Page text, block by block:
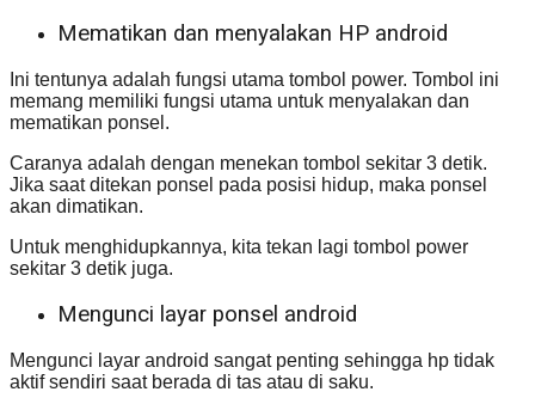
Mematikan dan menyalakan HP android
Ini tentunya adalah fungsi utama tombol power. Tombol ini
memang memiliki fungsi utama untuk menyalakan dan
mematikan ponsel.
Caranya adalah dengan menekan tombol sekitar 3 detik.
Jika saat ditekan ponsel pada posisi hidup, maka ponsel
akan dimatikan.
Untuk menghidupkannya, kita tekan lagi tombol power
sekitar 3 detik juga.
Mengunci layar ponsel android
Mengunci layar android sangat penting sehingga hp tidak
aktif sendiri saat berada di tas atau di saku.